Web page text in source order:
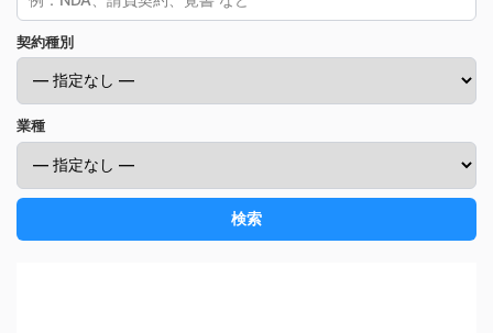
契約種別
業種
検索